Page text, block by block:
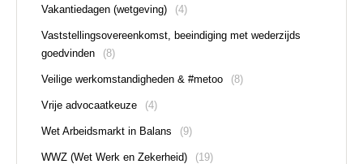
Vakantiedagen (wetgeving) (4)
Vaststellingsovereenkomst, beeindiging met wederzijds
goedvinden
(8)
Veilige werkomstandigheden & #metoo (8)
Vrije advocaatkeuze (4)
Wet Arbeidsmarkt in Balans (9)
WWZ (Wet Werk en Zekerheid) (19)